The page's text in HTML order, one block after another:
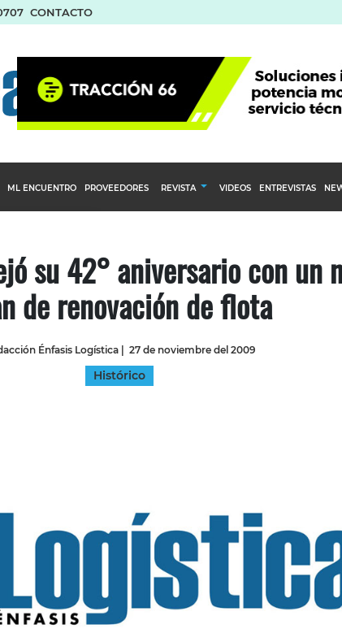
CONTACTO
e inventarios
Suministro del Agro
distribución
ML ENCUENTRO PROVEEDORES REVISTA VIDEOS ENTREVISTAS
su 42° aniversario con un
de renovación de flota
Énfasis Logística| 27 de noviembre del 2009
Histórico